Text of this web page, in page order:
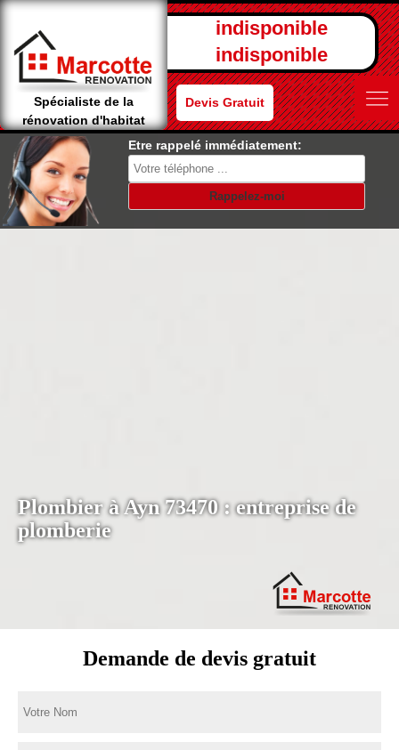
Spécialiste de la
rénovation d'habitat
indisponible
indisponible
Devis Gratuit
Etre rappelé immédiatement:
Plombier à Ayn 73470 : entreprise de
plomberie
Demande de devis gratuit